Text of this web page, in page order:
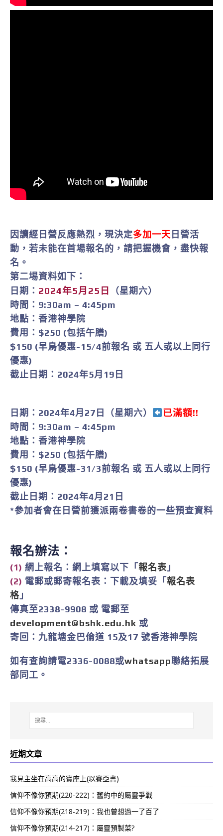
因讀經日營反應熱烈，現決定多加一天 日營活
動，若未能在首場報名的，請把握機會，盡快報
名。
第二埸資料如下：
日期： 2024年5月25日
（星期六）
時間：9:30am – 4:45pm
地點：香港神學院
費用： $250 (包括午膳)
$150 (早鳥優惠-15/4前報名 或 五人或以上同行
優惠)
截止日期：2024年5月19日
日期：2024年4月27日（星期六）
已滿額!!
時間：9:30am – 4:45pm
地點：香港神學院
費用： $250 (包括午膳)
$150 (早鳥優惠-31/3前報名 或 五人或以上同行
優惠)
截止日期：2024年4月21日
*參加者會在日營前獲派兩卷書卷的一些預查資料
報名辦法：
(1) 網上報名：網上填寫以下「 報名表 」
(2) 電郵或郵寄報名表：下載及填妥「 報名表
格 」
傳真至2338-9908 或 電郵至
development@bshk.edu.hk 或
寄回：九龍塘金巴倫道 15及17 號香港神學院
如有查詢請電2336-0088或whatsapp聯絡拓展
部同工。
近期文章
我見主坐在高高的寶座上(以賽亞書)
信仰不像你預期(220-222)：舊約中的屬靈爭戰
信仰不像你預期(218-219)：我也曾想過一了百了
信仰不像你預期(214-217)：屬靈預製菜?